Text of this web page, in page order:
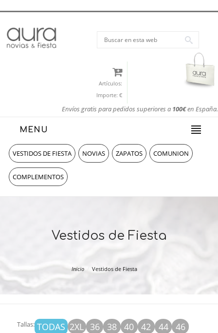
Artículos:
Importe: €
Envíos gratis para pedidos superiores a 100€en España.
MENU
VESTIDOS DE FIESTA NOVIAS ZAPATOS COMUNION
COMPLEMENTOS
Vestidos de Fiesta
Inicio Vestidos de Fiesta
Tallas: TODAS 2XL 36 38 40 42 44
46